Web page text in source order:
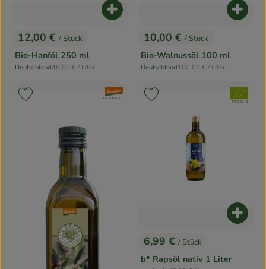
, Preis:
12,00 € / Stück
Bio-Hanföl 250 ml
, Herkunft:
Deutschland, Referenzpreis:
48,00 € / Liter
Produkt zum Warenkorb hinzufügen
, Preis:
10,00 € / Stück
Bio-Walnussöl 100 ml
, Herkunft:
Deutschland, Referenzpreis:
100,00 € / Liter
, Verband:
, Kontrollstelle:
DE-ÖKO-007
Produkt zu Favouriten hinzufügen
, Preis:
6,99 € / Stück
b* Rapsöl nativ 1 Liter
, Verband:
, Kontrollstelle:
FR-BIO-01
Produkt zu Favouriten hinzufügen